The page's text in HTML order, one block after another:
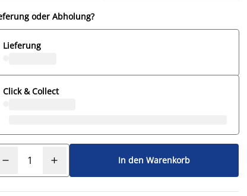
oder Abholung?
Lieferung
Click & Collect
In den Warenkorb